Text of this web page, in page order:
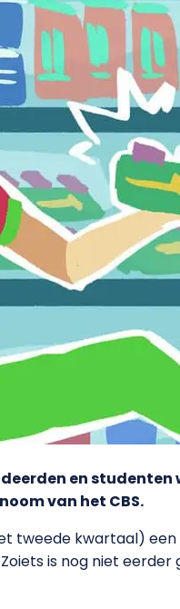
en studenten
van het CBS.
tweede kwartaal) een
is nog niet eerder